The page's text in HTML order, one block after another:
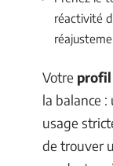
réactivité
Votre profil
la balance :
usage
de trouver